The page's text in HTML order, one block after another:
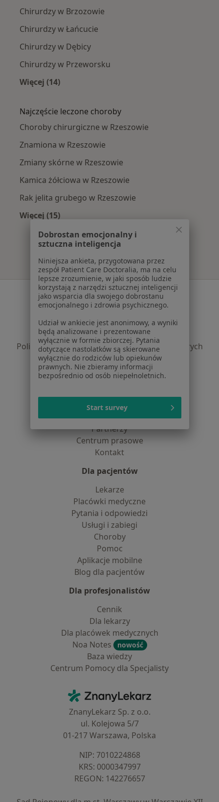
Chirurdzy w Brzozowie
Chirurdzy w Łańcucie
Chirurdzy w Dębicy
Chirurdzy w Przeworsku
Więcej (14)
Najczęście leczone choroby
Choroby chirurgiczne w Rzeszowie
Znamiona w Rzeszowie
Zmiany skórne w Rzeszowie
Kamica żółciowa w Rzeszowie
Rak jelita grubego w Rzeszowie
Więcej (15)
Więcej w kategorii: Najczęście leczone
Serwis
Regulamin
Polityka prywatności pacjentów
Polityka prywatności profesjonalistów
Polityka prywatności dla profesjonalistów, których
dane pozyskaliśmy samodzielnie
Polityka cookies
Jak działają wyniki wyszukiwania
O nas
Praca Rekrutujemy!
Partnerzy
Centrum prasowe
Kontakt
Dla pacjentów
Lekarze
Placówki medyczne
Pytania i odpowiedzi
Usługi i zabiegi
Choroby
Pomoc
Aplikacje mobilne
Blog dla pacjentów
Dla profesjonalistów
Cennik
Dla lekarzy
Dla placówek medycznych
Noa Notes
nowość
Baza wiedzy
Centrum Pomocy dla Specjalisty
ZnanyLekarz - Strona główna
ZnanyLekarz Sp. z o.o.
ul. Kolejowa 5/7
01-217 Warszawa, Polska
NIP: ⁠7010224868
KRS: ⁠0000347997
REGON: ⁠142276657
Dobrostan emocjonalny i
sztuczna inteligencja
Niniejsza ankieta, przygotowana przez
zespół Patient Care Doctoralia, ma na celu
lepsze zrozumienie, w jaki sposób ludzie
korzystają z narzędzi sztucznej inteligencji
jako wsparcia dla swojego dobrostanu
emocjonalnego i zdrowia psychicznego.
Udział w ankiecie jest anonimowy, a wyniki
będą analizowane i prezentowane
wyłącznie w formie zbiorczej. Pytania
dotyczące nastolatków są skierowane
wyłącznie do rodziców lub opiekunów
prawnych. Nie zbieramy informacji
bezpośrednio od osób niepełnoletnich.
Start survey